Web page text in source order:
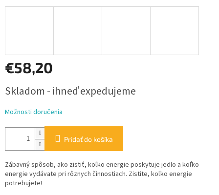
€58,20
cena:
Skladom - ihneď expedujeme
Možnosti doručenia
Pridať do košíka
Zábavný spôsob, ako zistiť, koľko energie poskytuje jedlo a koľko
energie vydávate pri rôznych činnostiach. Zistite, koľko energie
potrebujete!